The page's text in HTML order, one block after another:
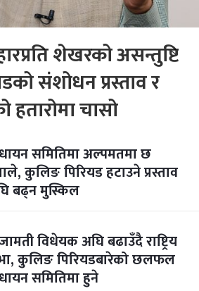
शेखरको असन्तुष्टि
संशोधन प्रस्ताव र
चासो
समितिमा अल्पमतमा छ
कुलिङ पिरियड हटाउने प्रस्ताव
बढ्न मुस्किल
विधेयक अघि बढाउँदै राष्ट्रिय
कुलिङ पिरियडबारेको छलफल
समितिमा हुने